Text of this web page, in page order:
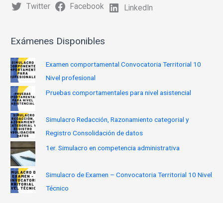
Twitter Facebook LinkedIn
Exámenes Disponibles
Examen comportamental Convocatoria Territorial 10
Nivel profesional
Pruebas comportamentales para nivel asistencial
Simulacro Redacción, Razonamiento categorial y
Registro Consolidación de datos
1er. Simulacro en competencia administrativa
Simulacro de Examen – Convocatoria Territorial 10 Nivel
Técnico